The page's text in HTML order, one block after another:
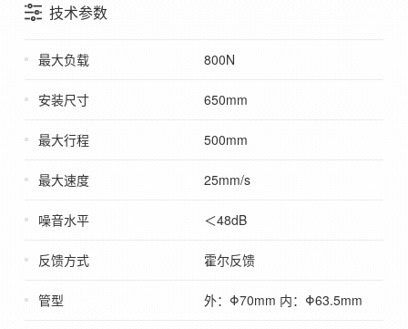
技术参数
最大负载 800N
安装尺寸 650mm
最大行程 500mm
最大速度 25mm/s
噪音水平 ＜48dB
反馈方式 霍尔反馈
管型 外：Φ70mm 内：Φ63.5mm